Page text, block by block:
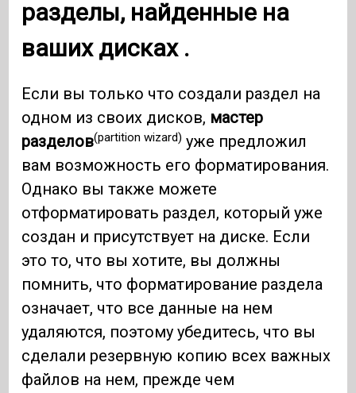
разделы, найденные на
ваших дисках .
Если вы только что создали раздел на
одном из своих дисков, мастер
разделов(partition wizard) уже предложил
вам возможность его форматирования.
Однако вы также можете
отформатировать раздел, который уже
создан и присутствует на диске. Если
это то, что вы хотите, вы должны
помнить, что форматирование раздела
означает, что все данные на нем
удаляются, поэтому убедитесь, что вы
сделали резервную копию всех важных
файлов на нем, прежде чем